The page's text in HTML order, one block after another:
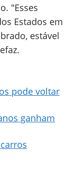
"Esses
Estados em
estável
pode voltar
ganham